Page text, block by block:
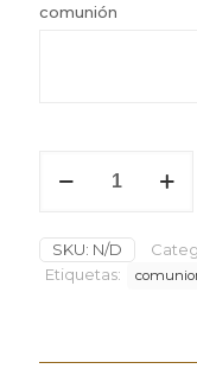
comunión
para
comunión
marinero
SKU: N/D
Etiquetas: